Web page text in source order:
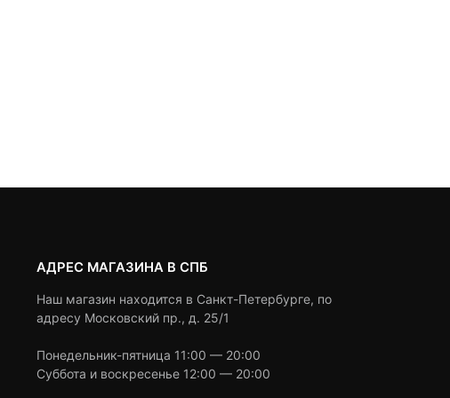
АДРЕС МАГАЗИНА В СПБ
Наш магазин находится в Санкт-Петербурге, по
адресу Московский пр., д. 25/1
Понедельник-пятница 11:00 — 20:00
Суббота и воскресенье 12:00 — 20:00